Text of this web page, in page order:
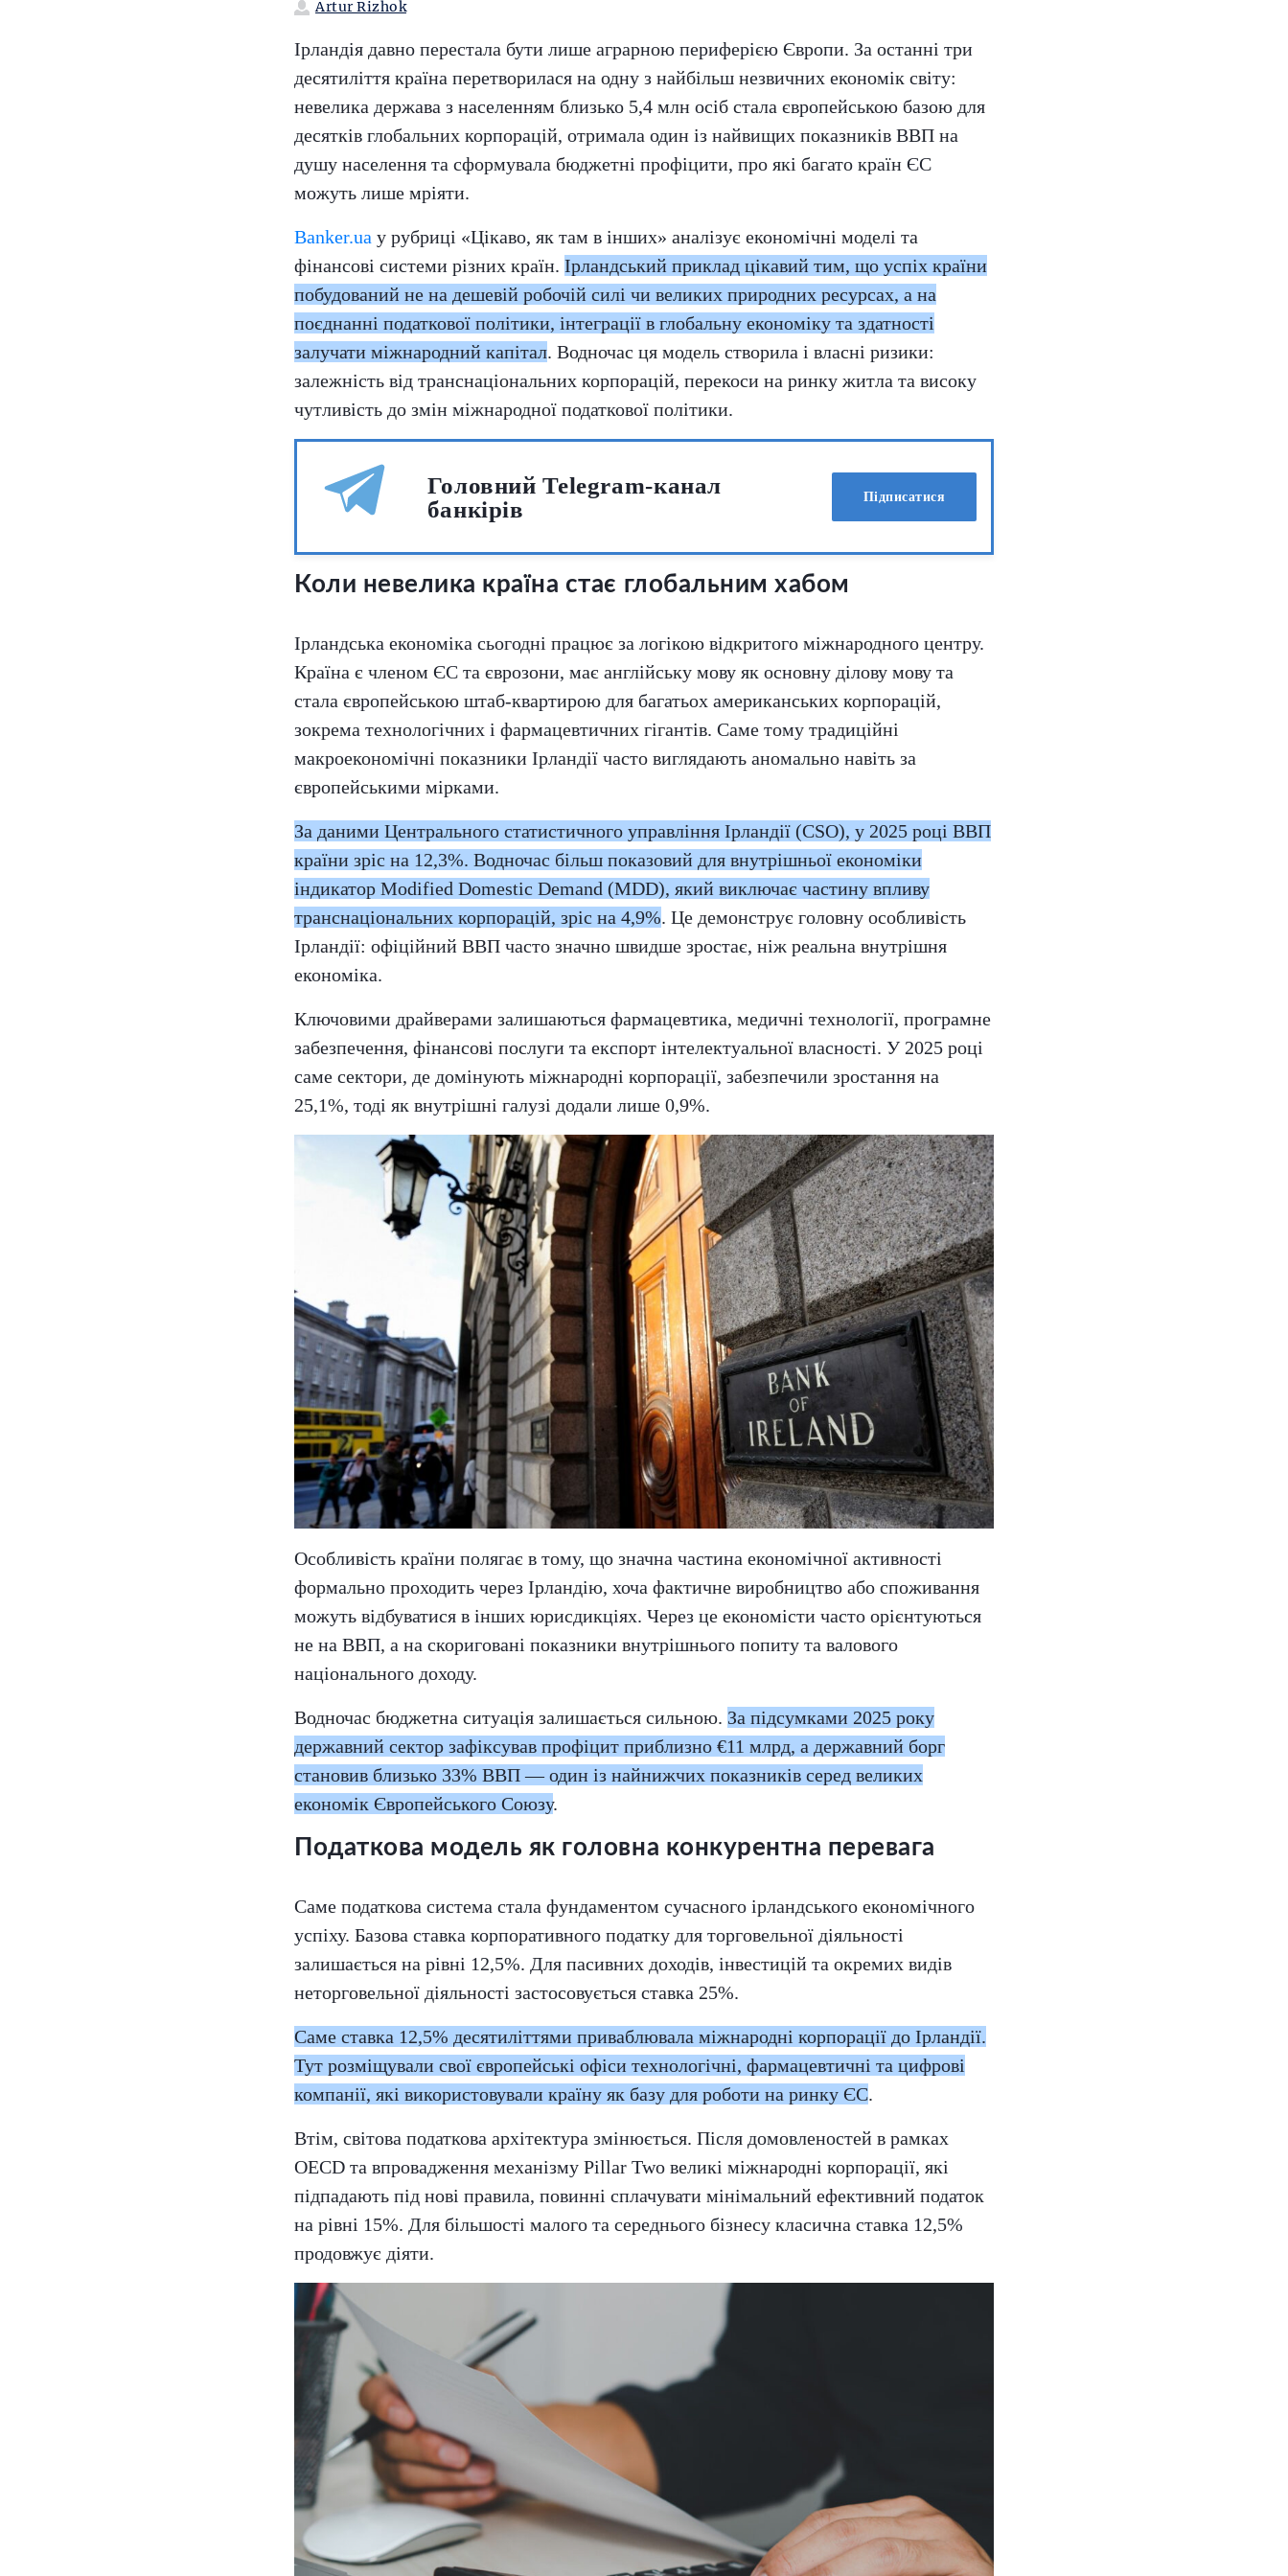
Artur Rizhok
Ірландія давно перестала бути лише аграрною периферією Європи. За останні три
десятиліття країна перетворилася на одну з найбільш незвичних економік світу:
невелика держава з населенням близько 5,4 млн осіб стала європейською базою для
десятків глобальних корпорацій, отримала один із найвищих показників ВВП на
душу населення та сформувала бюджетні профіцити, про які багато країн ЄС
можуть лише мріяти.
Banker.ua у рубриці «Цікаво, як там в інших» аналізує економічні моделі та
фінансові системи різних країн. Ірландський приклад цікавий тим, що успіх країни
побудований не на дешевій робочій силі чи великих природних ресурсах, а на
поєднанні податкової політики, інтеграції в глобальну економіку та здатності
залучати міжнародний капітал. Водночас ця модель створила і власні ризики:
залежність від транснаціональних корпорацій, перекоси на ринку житла та високу
чутливість до змін міжнародної податкової політики.
Головний Telegram-канал
банкірів
Підписатися
Коли невелика країна стає глобальним хабом
Ірландська економіка сьогодні працює за логікою відкритого міжнародного центру.
Країна є членом ЄС та єврозони, має англійську мову як основну ділову мову та
стала європейською штаб-квартирою для багатьох американських корпорацій,
зокрема технологічних і фармацевтичних гігантів. Саме тому традиційні
макроекономічні показники Ірландії часто виглядають аномально навіть за
європейськими мірками.
За даними Центрального статистичного управління Ірландії (CSO), у 2025 році ВВП
країни зріс на 12,3%. Водночас більш показовий для внутрішньої економіки
індикатор Modified Domestic Demand (MDD), який виключає частину впливу
транснаціональних корпорацій, зріс на 4,9%. Це демонструє головну особливість
Ірландії: офіційний ВВП часто значно швидше зростає, ніж реальна внутрішня
економіка.
Ключовими драйверами залишаються фармацевтика, медичні технології, програмне
забезпечення, фінансові послуги та експорт інтелектуальної власності. У 2025 році
саме сектори, де домінують міжнародні корпорації, забезпечили зростання на
25,1%, тоді як внутрішні галузі додали лише 0,9%.
Особливість країни полягає в тому, що значна частина економічної активності
формально проходить через Ірландію, хоча фактичне виробництво або споживання
можуть відбуватися в інших юрисдикціях. Через це економісти часто орієнтуються
не на ВВП, а на скориговані показники внутрішнього попиту та валового
національного доходу.
Водночас бюджетна ситуація залишається сильною. За підсумками 2025 року
державний сектор зафіксував профіцит приблизно €11 млрд, а державний борг
становив близько 33% ВВП — один із найнижчих показників серед великих
економік Європейського Союзу.
Податкова модель як головна конкурентна перевага
Саме податкова система стала фундаментом сучасного ірландського економічного
успіху. Базова ставка корпоративного податку для торговельної діяльності
залишається на рівні 12,5%. Для пасивних доходів, інвестицій та окремих видів
неторговельної діяльності застосовується ставка 25%.
Саме ставка 12,5% десятиліттями приваблювала міжнародні корпорації до Ірландії.
Тут розміщували свої європейські офіси технологічні, фармацевтичні та цифрові
компанії, які використовували країну як базу для роботи на ринку ЄС.
Втім, світова податкова архітектура змінюється. Після домовленостей в рамках
OECD та впровадження механізму Pillar Two великі міжнародні корпорації, які
підпадають під нові правила, повинні сплачувати мінімальний ефективний податок
на рівні 15%. Для більшості малого та середнього бізнесу класична ставка 12,5%
продовжує діяти.